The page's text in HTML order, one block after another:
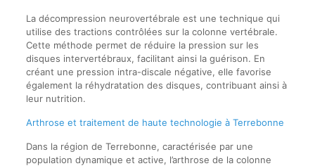
La décompression neurovertébrale est une technique qui
utilise des tractions contrôlées sur la colonne vertébrale.
Cette méthode permet de réduire la pression sur les
disques intervertébraux, facilitant ainsi la guérison. En
créant une pression intra-discale négative, elle favorise
également la réhydratation des disques, contribuant ainsi à
leur nutrition.
Arthrose et traitement de haute technologie à Terrebonne
Dans la région de Terrebonne, caractérisée par une
population dynamique et active, l’arthrose de la colonne